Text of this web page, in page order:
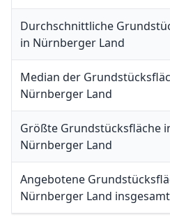
Durchschnittliche
in Nürnberger Land
Median der
Nürnberger Land
Größte Grundstücksfläche
Nürnberger Land
Angebotene
Nürnberger Land insgesamt